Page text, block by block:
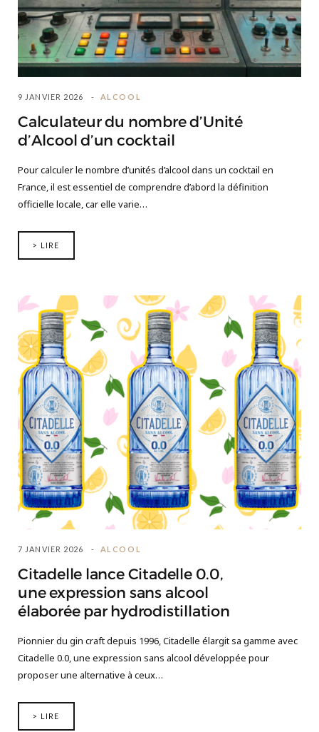
9 JANVIER 2026 ALCOOL
Calculateur du nombre d’Unité
d’Alcool d’un cocktail
Pour calculer le nombre d’unités d’alcool dans un cocktail en
France, il est essentiel de comprendre d’abord la définition
officielle locale, car elle varie…
> LIRE
7 JANVIER 2026 ALCOOL
Citadelle lance Citadelle 0.0,
une expression sans alcool
élaborée par hydrodistillation
Pionnier du gin craft depuis 1996, Citadelle élargit sa gamme avec
Citadelle 0.0, une expression sans alcool développée pour
proposer une alternative à ceux…
> LIRE